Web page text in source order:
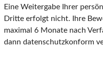
Eine Weitergabe Ihrer
Dritte erfolgt nicht. Ihre
maximal 6 Monate nach
dann datenschutzkonform